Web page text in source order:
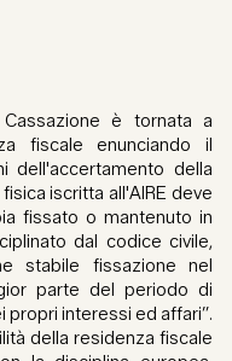
Cassazione è tornata a
fiscale enunciando il
dell'accertamento della
iscritta all'AIRE deve
fissato o mantenuto in
dal codice civile,
stabile fissazione nel
parte del periodo di
interessi ed affari”.
della residenza fiscale